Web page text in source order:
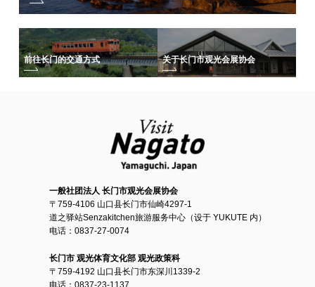
前往长门的交通方式 关于长门市观光会展协会
一般社团法人 长门市观光会展协会
〒759-4106 山口县长门市仙崎4297-1
道之驿站Senzakitchen旅游服务中心（设于 YUKUTE 内）
电话：0837-27-0074
长门市 观光体育文化部 观光政策科
〒759-4192 山口县长门市东深川1339-2
电话：0837-23-1137